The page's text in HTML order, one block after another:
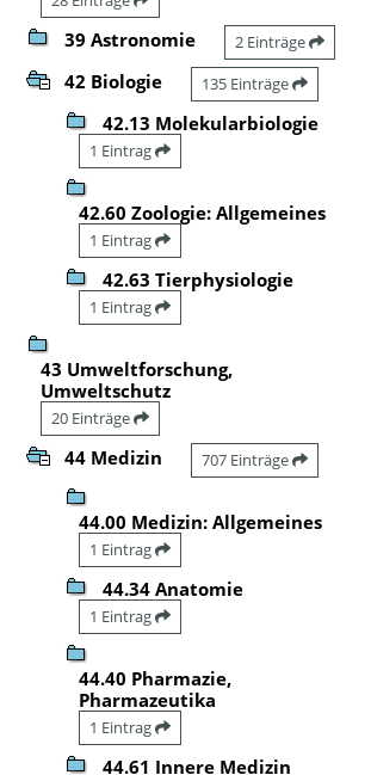
39 Astronomie 2 Einträge
42 Biologie 135 Einträge
42.13 Molekularbiologie
1 Eintrag
42.60 Zoologie: Allgemeines
1 Eintrag
42.63 Tierphysiologie
1 Eintrag
43 Umweltforschung,
Umweltschutz
20 Einträge
44 Medizin 707 Einträge
44.00 Medizin: Allgemeines
1 Eintrag
44.34 Anatomie
1 Eintrag
44.40 Pharmazie,
Pharmazeutika
1 Eintrag
44.61 Innere Medizin